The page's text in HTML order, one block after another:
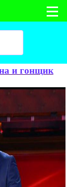
и гонщик